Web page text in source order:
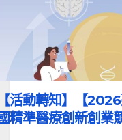
活動轉知】【
精準醫療創新創業